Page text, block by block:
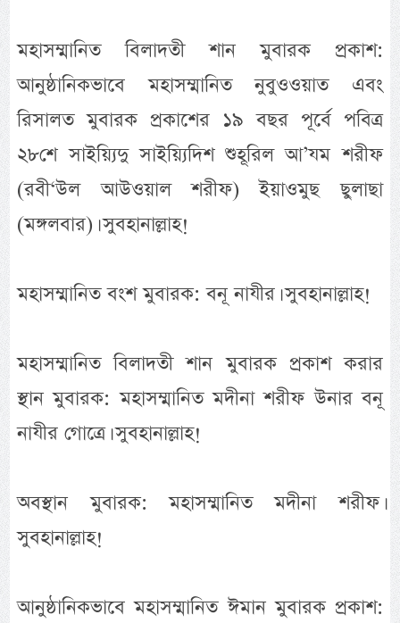
মহাসম্মানিত বিলাদতী শান মুবারক প্রকাশ:
আনুষ্ঠানিকভাবে মহাসম্মানিত নুবুওওয়াত এবং
রিসালত মুবারক প্রকাশের ১৯ বছর পূর্বে পবিত্র
২৮শে সাইয়্যিদু সাইয়্যিদিশ শুহূরিল আ’যম শরীফ
(রবী‘উল আউওয়াল শরীফ) ইয়াওমুছ ছুলাছা
(মঙ্গলবার)। সুবহানাল্লাহ!
মহাসম্মানিত বংশ মুবারক: বনূ নাযীর। সুবহানাল্লাহ!
মহাসম্মানিত বিলাদতী শান মুবারক প্রকাশ করার
স্থান মুবারক: মহাসম্মানিত মদীনা শরীফ উনার বনূ
নাযীর গোত্রে। সুবহানাল্লাহ!
অবস্থান মুবারক: মহাসম্মানিত মদীনা শরীফ।
সুবহানাল্লাহ!
আনুষ্ঠানিকভাবে মহাসম্মানিত ঈমান মুবারক প্রকাশ: